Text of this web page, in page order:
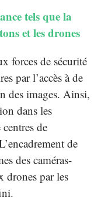
tels que la
et les drones
forces de sécurité
par l’accès à de
des images. Ainsi,
dans les
de
de
des caméras-
drones par les